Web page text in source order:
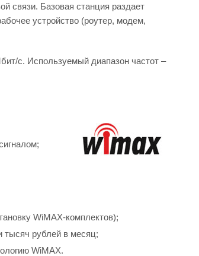
связи. Базовая станция раздает
устройство (роутер, модем,
c. Используемый диапазон частот –
WiMAX-комплектов);
тысяч рублей в месяц;
WiMAX.